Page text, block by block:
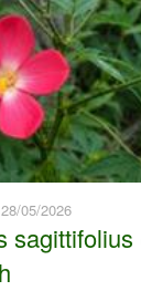
05/2026
sagittifolius